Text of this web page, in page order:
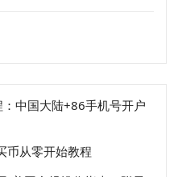
中国大陆+86手机号开户
币从零开始教程